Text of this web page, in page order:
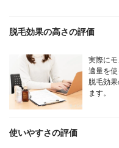
脱毛効果の高さの評価
実際に
適量を使
脱毛効
ます。
使いやすさの評価